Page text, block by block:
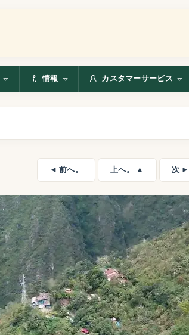
情報 カスタマーサービス
◄ 前へ。 上へ。 ▲ 次 ►